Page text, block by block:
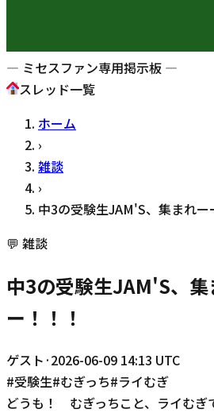
— ミセスファン専用掲示板 —
スレッド一覧
ホーム
›
雑談
›
中3の受験生JAM'S、集まれー
💬 雑談
中3の受験生JAM'S、集
ー！！！
ゲスト ·2026-06-09 14:13 UTC
#受験生#むぎっち#ライむぎ
どうも！ むぎっちこと、ライむぎ